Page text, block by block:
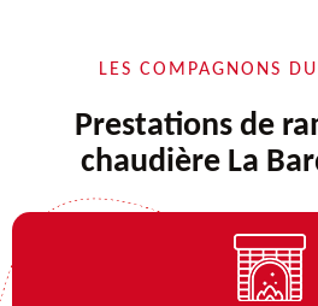
LES COMPAGNONS
Prestations de
chaudière La